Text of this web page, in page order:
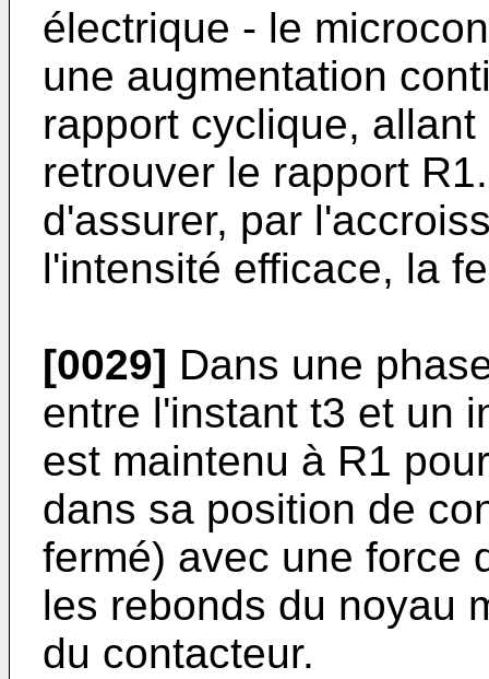
électrique - le
une augmentation
rapport cyclique,
retrouver le rapport
d'assurer, par
l'intensité efficace, la
[0029] Dans une
entre l'instant t3 et un
est maintenu à R1
dans sa position de
fermé) avec une force
les rebonds du noyau
du contacteur.